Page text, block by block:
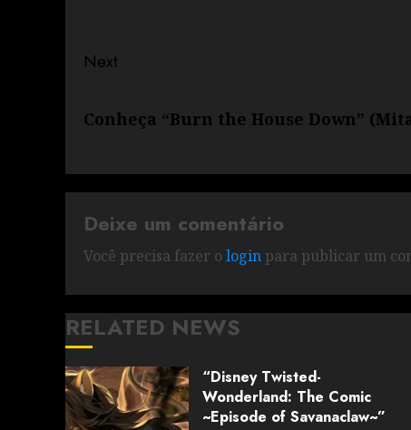
Next
Conheça “Burn the House Down”
Deixe um comentário
Você precisa fazer o login para publicar um
RELATED NEWS
“Disney Twisted-
Wonderland: The Comic
~Episode of Savanaclaw~”